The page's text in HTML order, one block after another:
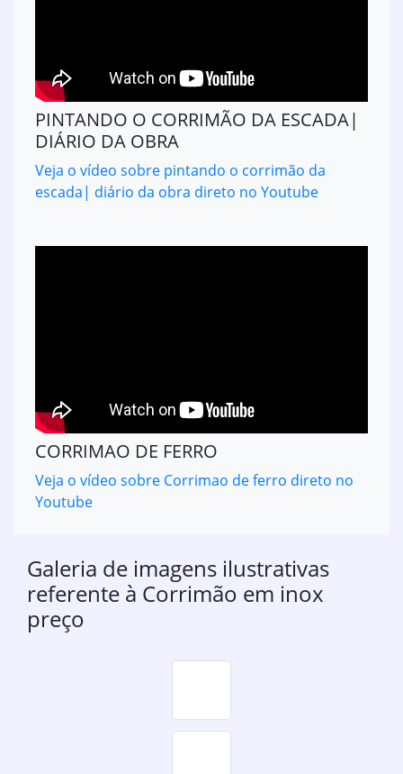
PINTANDO O CORRIMÃO DA ESCADA|
DIÁRIO DA OBRA
Veja o vídeo sobre pintando o corrimão da
escada| diário da obra direto no Youtube
CORRIMAO DE FERRO
Veja o vídeo sobre Corrimao de ferro direto no
Youtube
Galeria de imagens ilustrativas
referente à Corrimão em inox
preço